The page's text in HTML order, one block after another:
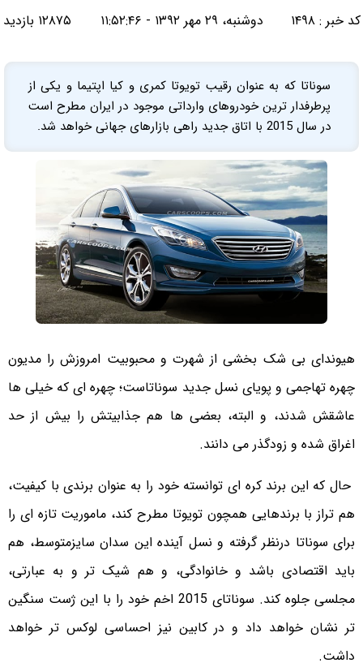
کد خبر : ۱۴۹۸ دوشنبه، ۲۹ مهر ۱۳۹۲ - ۱۱:۵۲:۴۶ ۱۲۸۷۵ بازدید
سوناتا که به عنوان رقیب تویوتا کمری و کیا اپتیما و یکی از
پرطرفدار ترین خودروهای وارداتی موجود در ایران مطرح است
در سال 2015 با اتاق جدید راهی بازارهای جهانی خواهد شد.
هیوندای بی شک بخشی از شهرت و محبوبیت امروزش را مدیون
چهره تهاجمی و پویای نسل جدید سوناتاست؛ چهره ای که خیلی ها
عاشقش شدند، و البته، بعضی ها هم جذابیتش را بیش از حد
اغراق شده و زودگذر می دانند.
حال که این برند کره ای توانسته خود را به عنوان برندی با کیفیت،
هم تراز با برندهایی همچون تویوتا مطرح کند، ماموریت تازه ای را
برای سوناتا درنظر گرفته و نسل آینده این سدان سایزمتوسط، هم
باید اقتصادی باشد و خانوادگی، و هم شیک تر و به عبارتی،
مجلسی جلوه کند. سوناتای 2015 اخم خود را با این ژست سنگین
تر نشان خواهد داد و در کابین نیز احساسی لوکس تر خواهد
داشت.